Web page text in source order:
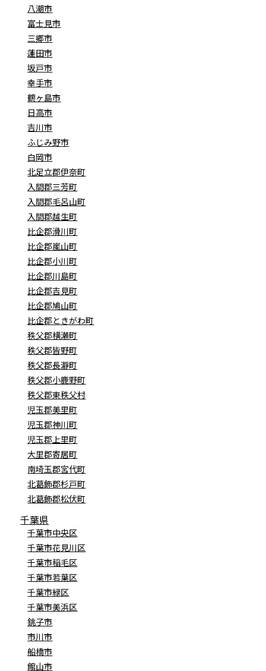
八潮市
富士見市
三郷市
蓮田市
坂戸市
幸手市
鶴ヶ島市
日高市
吉川市
ふじみ野市
白岡市
北足立郡伊奈町
入間郡三芳町
入間郡毛呂山町
入間郡越生町
比企郡滑川町
比企郡嵐山町
比企郡小川町
比企郡川島町
比企郡吉見町
比企郡鳩山町
比企郡ときがわ町
秩父郡横瀬町
秩父郡皆野町
秩父郡長瀞町
秩父郡小鹿野町
秩父郡東秩父村
児玉郡美里町
児玉郡神川町
児玉郡上里町
大里郡寄居町
南埼玉郡宮代町
北葛飾郡杉戸町
北葛飾郡松伏町
千葉県
千葉市中央区
千葉市花見川区
千葉市稲毛区
千葉市若葉区
千葉市緑区
千葉市美浜区
銚子市
市川市
船橋市
館山市